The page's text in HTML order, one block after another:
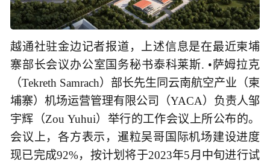
越通社驻金边记者报道，上述信息是在最近柬埔
寨部长会议办公室国务秘书泰科莱斯. •萨姆拉克
（Tekreth Samrach）部长先生同云南航空产业（柬
埔寨）机场运营管理有限公司（YACA）负责人邹
宇辉（Zou Yuhui）举行的工作会议上所公布的。
会议上，各方表示，暹粒吴哥国际机场建设进度
现已完成92%，按计划将于2023年5月中旬进行试